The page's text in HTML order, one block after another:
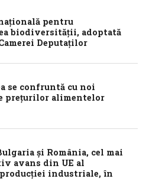
pentru
biodiversității, adoptată
Deputaților
se confruntă cu noi
prețurilor alimentelor
și România, cel mai
avans din UE al
industriale, în